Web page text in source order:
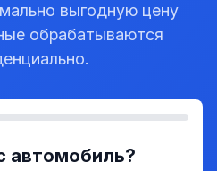
выгодную цену
обрабатываются
автомобиль?